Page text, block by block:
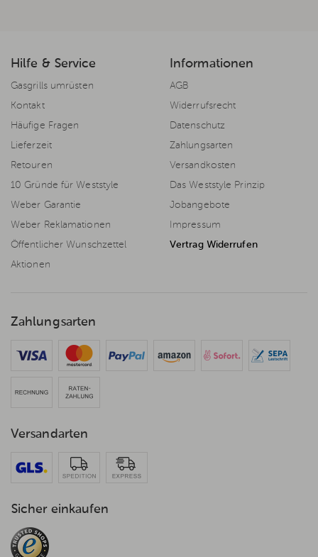
Hilfe & Service
Gasgrills umrüsten
Kontakt
Häufige Fragen
Lieferzeit
Retouren
10 Gründe für Weststyle
Weber Garantie
Weber Reklamationen
Öffentlicher Wunschzettel
Aktionen
Informationen
AGB
Widerrufsrecht
Datenschutz
Zahlungsarten
Versandkosten
Das Weststyle Prinzip
Jobangebote
Impressum
Vertrag Widerrufen
Zahlungsarten
Versandarten
Sicher einkaufen